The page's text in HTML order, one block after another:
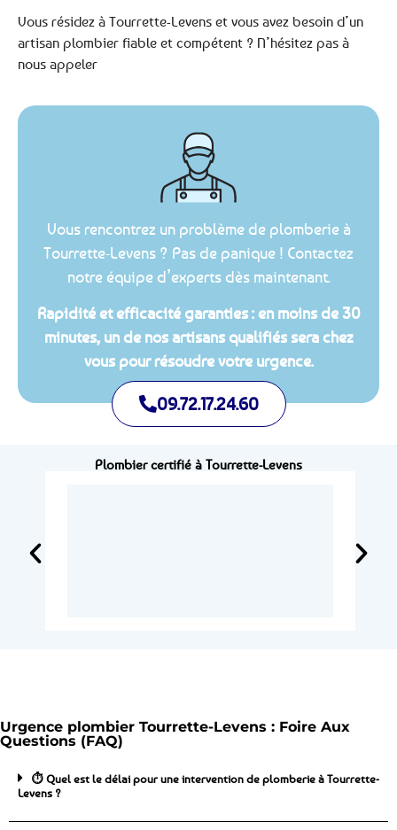
Vous résidez à Tourrette-Levens et vous avez besoin d’un
artisan plombier fiable et compétent ? N’hésitez pas à
nous appeler
Vous rencontrez un problème de plomberie à
Tourrette-Levens ? Pas de panique ! Contactez
notre équipe d’experts dès maintenant.
Rapidité et efficacité garanties : en moins de 30
minutes, un de nos artisans qualifiés sera chez
vous pour résoudre votre urgence.
09.72.17.24.60
Plombier certifié à Tourrette-Levens
Urgence plombier Tourrette-Levens : Foire Aux
Questions (FAQ)
⏱️ Quel est le délai pour une intervention de plomberie à Tourrette-
Levens ?